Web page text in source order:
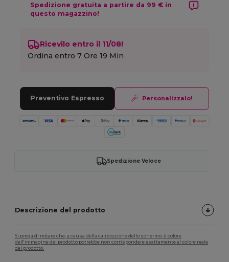
Spedizione gratuita a partire da 99 € in
questo magazzino!
Ricevilo entro il 11/08!
Ordina entro7 Ore 19 Min
Preventivo Espresso Personalizzalo!
Spedizione Veloce
Descrizione del prodotto
Si prega di notare che, a causa della calibrazione dello schermo, il colore
dell'immagine del prodotto potrebbe non corrispondere esattamente al colore reale
del prodotto.